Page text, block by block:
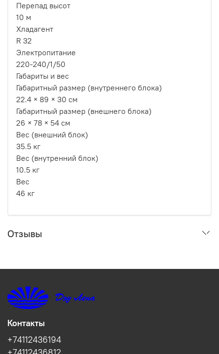
Перепад высот
10 м
Хладагент
R 32
Электропитание
220-240/1/50
Габариты и вес
Габаритный размер (внутреннего блока)
22.4 × 89 × 30 см
Габаритный размер (внешнего блока)
26 × 78 × 54 см
Вес (внешний блок)
35.5 кг
Вес (внутренний блок)
10.5 кг
Вес
46 кг
Отзывы
Контакты
+74112436194